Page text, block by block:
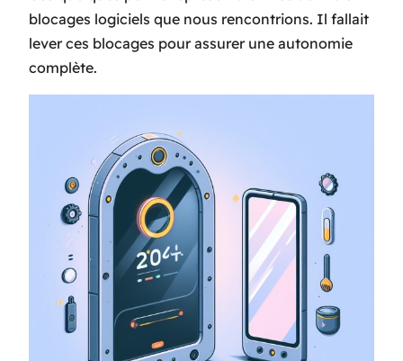
blocages logiciels que nous rencontrions. Il fallait
lever ces blocages pour assurer une autonomie
complète.